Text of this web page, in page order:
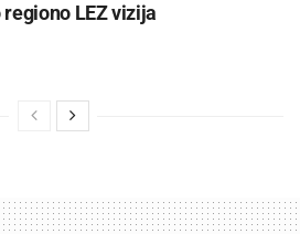
LEZ vizija